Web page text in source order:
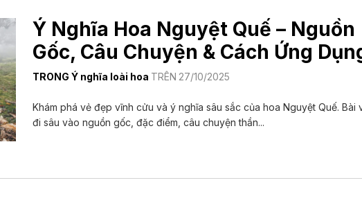
Ý Nghĩa Hoa Nguyệt Quế – Nguồn
Gốc, Câu Chuyện & Cách Ứng
TRONG Ý nghĩa loài hoa TRÊN 27/10/2025
Khám phá vẻ đẹp vĩnh cửu và ý nghĩa sâu sắc của hoa Nguyệt Quế. Bài
đi sâu vào nguồn gốc, đặc điểm, câu chuyện thần...